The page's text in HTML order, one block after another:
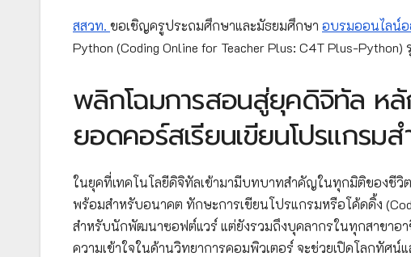
สสวท. ขอเชิญครูประถมศึกษาและมัธยมศึกษา อบรมออนไลน์
Python (Coding Online for Teacher Plus: C4T Plus-Python)
พลิกโฉมการสอนสู่ยุคดิจิทัล ห
ยอดคอร์สเรียนเขียนโปรแกรม
ในยุคที่เทคโนโลยีดิจิทัลเข้ามามีบทบาทสำคัญในทุกมิติของชีวิ
พร้อมสำหรับอนาคต ทักษะการเขียนโปรแกรมหรือโค้ดดิ้ง
สำหรับนักพัฒนาซอฟต์แวร์ แต่ยังรวมถึงบุคลากรในทุกสาขาอา
ความเข้าใจในด้านวิทยาการคอมพิวเตอร์ จะช่วยเปิดโลกทัศ